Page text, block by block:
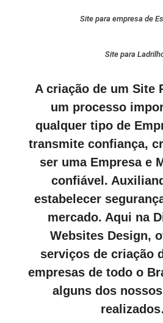
Site para empresa de
Site para
A criação de um Site
um processo
qualquer tipo de
transmite confiança,
ser uma Empresa e
confiável.
estabelecer
mercado. Aqui na
Websites Design,
serviços de criação
empresas de todo o
alguns dos